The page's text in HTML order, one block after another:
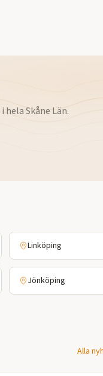
i helaSkåne Län.
Linköping
Jönköping
Alla